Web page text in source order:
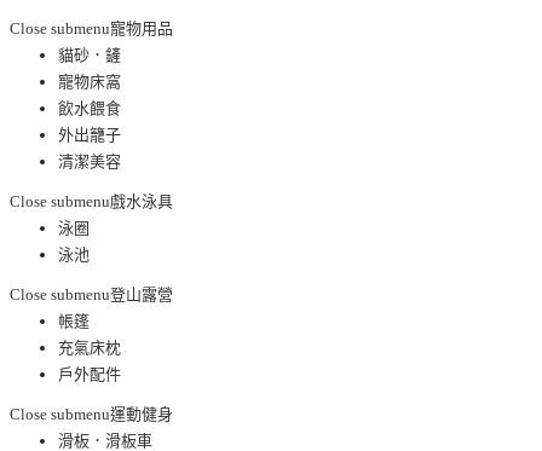
Close submenu寵物用品
貓砂．鏟
寵物床窩
飲水餵食
外出籠子
清潔美容
Close submenu戲水泳具
泳圈
泳池
Close submenu登山露營
帳篷
充氣床枕
戶外配件
Close submenu運動健身
滑板．滑板車